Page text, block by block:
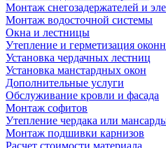
Монтаж снегозадержателей и
Монтаж водосточной системы
Окна и лестницы
Утепление и герметизация
Установка чердачных лестниц
Установка манстардных окон
Дополнительные услуги
Обслуживание кровли и фасада
Монтаж софитов
Утепление чердака или
Монтаж подшивки карнизов
Расчет стоимости материала